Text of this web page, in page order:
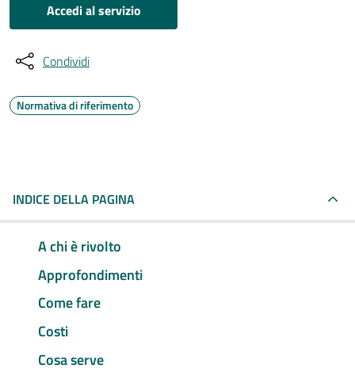
Accedi al servizio
Condividi
Normativa di riferimento
INDICE DELLA PAGINA
A chi è rivolto
Approfondimenti
Come fare
Costi
Cosa serve